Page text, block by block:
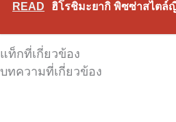
READ ฮิโรชิมะยากิ พิซซ่าสไตล์
แท็กที่เกี่ยวข้อง
บทความที่เกี่ยวข้อง